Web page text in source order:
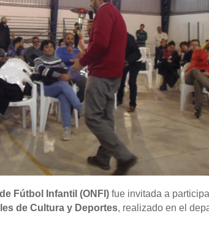
Fútbol Infantil (ONFI) fue invitada a
de Cultura y Deportes, realizado en el